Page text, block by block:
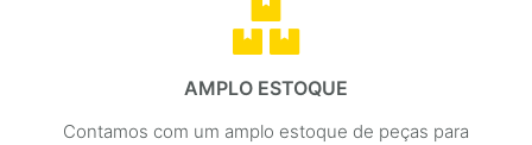
AMPLO ESTOQUE
Contamos com um amplo estoque de peças para